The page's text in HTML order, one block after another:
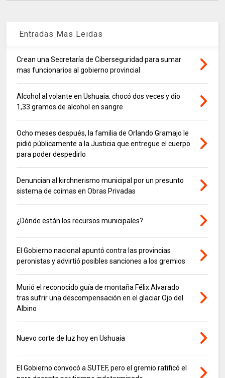
Entradas Mas Leidas
Crean una Secretaría de Ciberseguridad para sumar
mas funcionarios al gobierno provincial
Alcohol al volante en Ushuaia: chocó dos veces y dio
1,33 gramos de alcohol en sangre
Ocho meses después, la familia de Orlando Gramajo le
pidió públicamente a la Justicia que entregue el cuerpo
para poder despedirlo
Denuncian al kirchnerismo municipal por un presunto
sistema de coimas en Obras Privadas
¿Dónde están los recursos municipales?
El Gobierno nacional apuntó contra las provincias
peronistas y advirtió posibles sanciones a los gremios
Murió el reconocido guía de montaña Félix Alvarado
tras sufrir una descompensación en el glaciar Ojo del
Albino
Nuevo corte de luz hoy en Ushuaia
El Gobierno convocó a SUTEF, pero el gremio ratificó el